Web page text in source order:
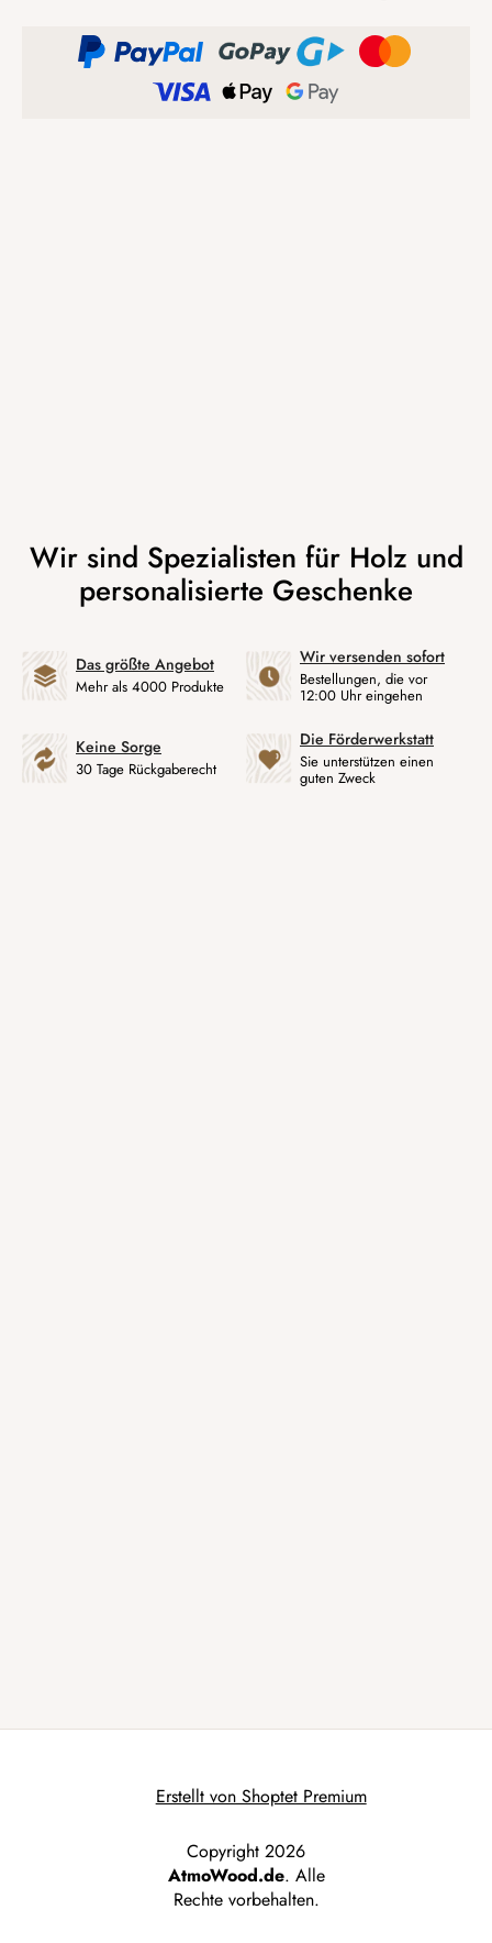
Das größte Angebot
Mehr als 4000 Produkte
Wir versenden sofort
Bestellungen, die vor
12:00 Uhr eingehen
Keine Sorge
30 Tage Rückgaberecht
Die Förderwerkstatt
Sie unterstützen einen
guten Zweck
Erstellt von Shoptet Premium
Copyright 2026
AtmoWood.de. Alle
Rechte vorbehalten.